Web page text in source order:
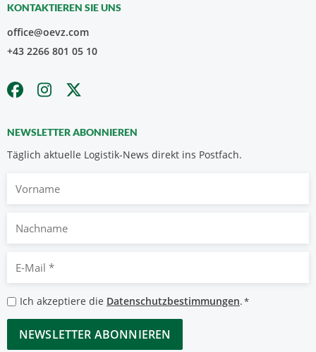
KONTAKTIEREN SIE UNS
office@oevz.com
+43 2266 801 05 10
NEWSLETTER ABONNIEREN
Täglich aktuelle Logistik-News direkt ins Postfach.
Nachname
Mail
*
Datenschutzbestimmungen
*
Ich akzeptiere die Datenschutzbestimmungen.*
CAPTCHA